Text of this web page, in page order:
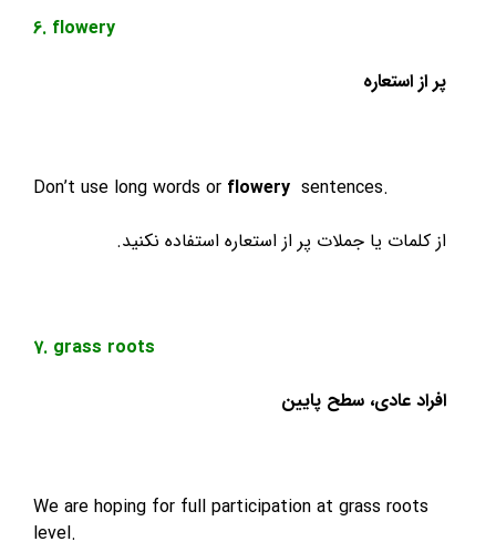
Don’t use long words orflowerysentences.
یا جملات پر از استعاره استفاده نکنید.
7. grass roots
عادی، سطح پایین
We are hoping for full participation at grass